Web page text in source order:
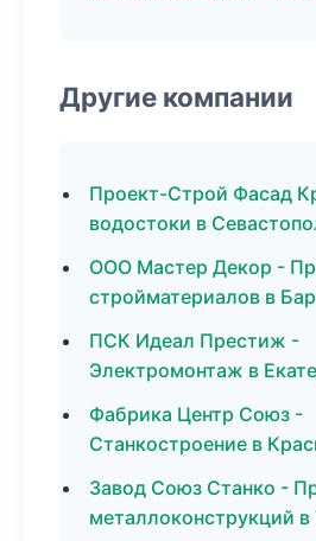
Другие компании
Проект-Строй Фасад
водостоки в
ООО Мастер Декор -
стройматериалов в
ПСК Идеал Престиж -
Электромонтаж в
Фабрика Центр Союз -
Станкостроение в
Завод Союз Станко -
металлоконструкций